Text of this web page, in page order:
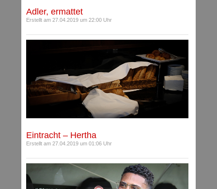
Adler, ermattet
Erstellt am 27.04.2019 um 22:00 Uhr
Eintracht – Hertha
Erstellt am 27.04.2019 um 01:06 Uhr